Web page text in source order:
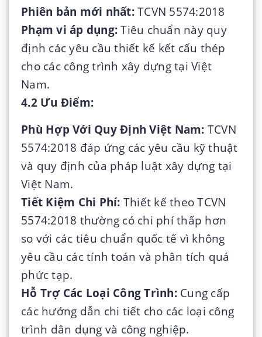
Phiên bản mới nhất:TCVN 5574:2018
Phạm vi áp dụng: Tiêu chuẩn này quy
định các yêu cầu thiết kế kết cấu thép
cho các công trình xây dựng tại Việt
Nam.
4.2 Ưu Điểm:
Phù Hợp Với Quy Định Việt Nam: TCVN
5574:2018 đáp ứng các yêu cầu kỹ thuật
và quy định của pháp luật xây dựng tại
Việt Nam.
Tiết Kiệm Chi Phí: Thiết kế theo TCVN
5574:2018 thường có chi phí thấp hơn
so với các tiêu chuẩn quốc tế vì không
yêu cầu các tính toán và phân tích quá
phức tạp.
Hỗ Trợ Các Loại Công Trình:Cung cấp
các hướng dẫn chi tiết cho các loại công
trình dân dụng và công nghiệp.